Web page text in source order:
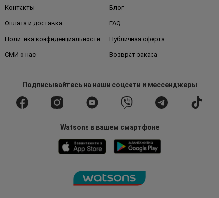
Контакты Блог
Оплата и доставка FAQ
Политика конфиденциальности Публичная оферта
СМИ о нас Возврат заказа
Подписывайтесьна наши соцсети и мессенджеры
Watsons в вашем смартфоне